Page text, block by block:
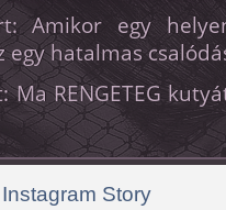
Amikor egy
hatalmas
RENGETEG
Instagram Story